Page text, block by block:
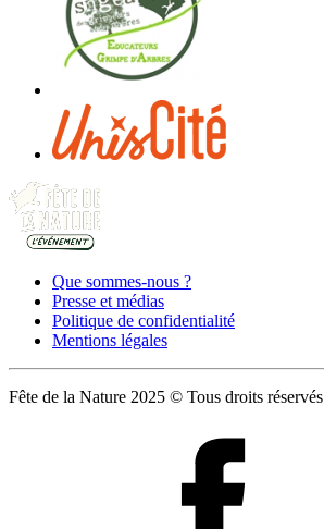
Que sommes-nous ?
Presse et médias
Politique de confidentialité
Mentions légales
Fête de la Nature 2025 © Tous droits réservés